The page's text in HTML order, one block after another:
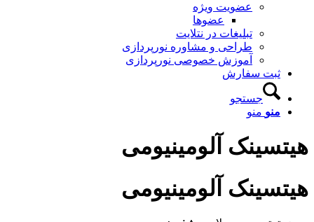
عضویت ویژه
عضوها
تبلیغات در نتلایت
طراحی و مشاوره نورپردازی
آموزش خصوصی نورپردازی
سفارش
جستجو
منو
آلومینیومی
آلومینیومی